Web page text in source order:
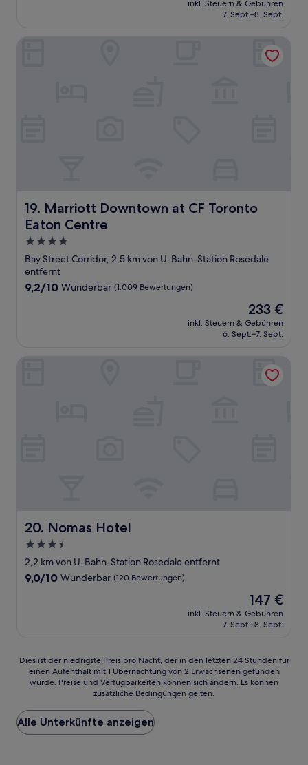
beträgt
inkl. Steuern & Gebühren
7. Sept.–8. Sept.
19. Marriott Downtown at CF Toronto
Eaton Centre
Marriott Downtown at CF Toronto Eaton Centre
4.0-
Sterne-
Unterkunft
Bay Street Corridor, 2,5 km von U-Bahn-Station Rosedale
entfernt
9.2
9,2/10 Wunderbar (1.009 Bewertungen)
Der
Preis
beträgt
233 €
inkl. Steuern & Gebühren
6. Sept.–7. Sept.
20. Nomas Hotel
Nomas Hotel
3.5-
Sterne-
Unterkunft
2,2 km von U-Bahn-Station Rosedale entfernt
9.0
9,0/10 Wunderbar (120 Bewertungen)
Der
Preis
beträgt
147 €
inkl. Steuern & Gebühren
7. Sept.–8. Sept.
Dies
der
Preis
pro
Nacht,
Dies ist der niedrigste Preis pro Nacht, der in den letzten 24 Stunden für
einen Aufenthalt mit 1 Übernachtung von 2 Erwachsenen gefunden
wurde. Preise und Verfügbarkeiten können sich ändern. Es können
zusätzliche Bedingungen gelten.
Alle Unterkünfte anzeigen